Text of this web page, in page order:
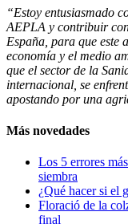
“Estoy entusiasmado
AEPLA y contribuir
España, para que este
economía y el medio
que el sector de la
internacional, se
apostando por una
Más novedades
Los 5 errores
siembra
¿Qué hacer si el
Floració de la
final